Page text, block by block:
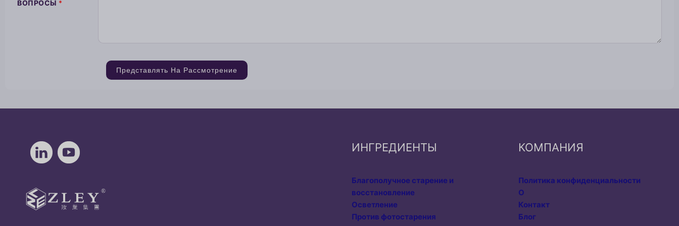
ВОПРОСЫ *
Представлять На Рассмотрение
ИНГРЕДИЕНТЫ
Благополучное старение и
восстановление
Осветление
Против фотостарения
КОМПАНИЯ
Политика конфиденциальности
О
Контакт
Блог